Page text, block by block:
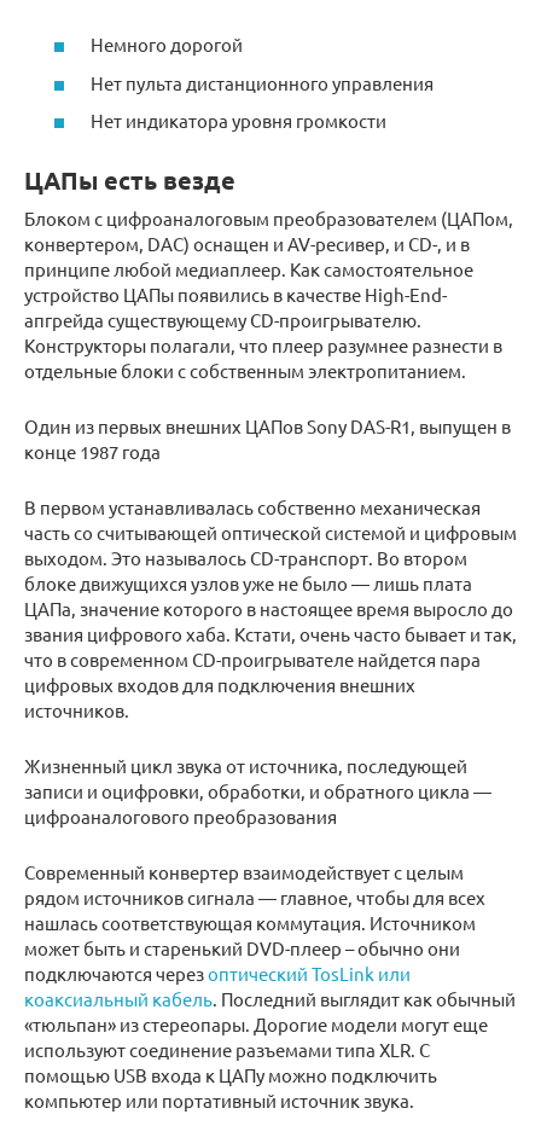
Немного дорогой
Нет пульта дистанционного управления
Нет индикатора уровня громкости
ЦАПы есть везде
Блоком с цифроаналоговым преобразователем (ЦАПом,
конвертером, DAC) оснащен и AV-ресивер, и CD-, и в
принципе любой медиаплеер. Как самостоятельное
устройство ЦАПы появились в качестве High-End-
апгрейда существующему CD-проигрывателю.
Конструкторы полагали, что плеер разумнее разнести в
отдельные блоки с собственным электропитанием.
Один из первых внешних ЦАПов Sony DAS-R1, выпущен в
конце 1987 года
В первом устанавливалась собственно механическая
часть со считывающей оптической системой и цифровым
выходом. Это называлось CD-транспорт. Во втором
блоке движущихся узлов уже не было — лишь плата
ЦАПа, значение которого в настоящее время выросло до
звания цифрового хаба. Кстати, очень часто бывает и так,
что в современном CD-проигрывателе найдется пара
цифровых входов для подключения внешних
источников.
Жизненный цикл звука от источника, последующей
записи и оцифровки, обработки, и обратного цикла —
цифроаналогового преобразования
Современный конвертер взаимодействует с целым
рядом источников сигнала — главное, чтобы для всех
нашлась соответствующая коммутация. Источником
может быть и старенький DVD-плеер – обычно они
подключаются черезоптический TosLink или
коаксиальный кабель. Последний выглядит как обычный
«тюльпан» из стереопары. Дорогие модели могут еще
используют соединение разъемами типа XLR. С
помощью USB входа к ЦАПу можно подключить
компьютер или портативный источник звука.